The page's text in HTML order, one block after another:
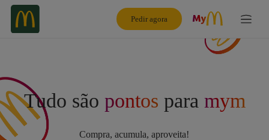
Pedir agora
Tudo são pontos para mym
Compra, acumula, aproveita!